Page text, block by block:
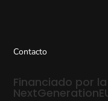
Contacto
Financiado por